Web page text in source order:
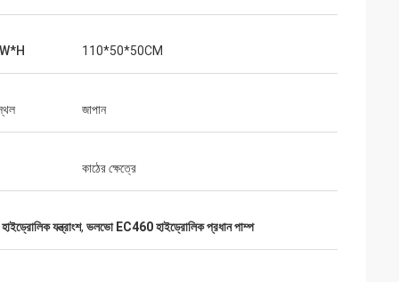
110*50*50CM
জাপান
কাঠের ক্ষেত্রে
যন্ত্রাংশ, ভলভো EC460 হাইড্রোলিক প্রধান পাম্প